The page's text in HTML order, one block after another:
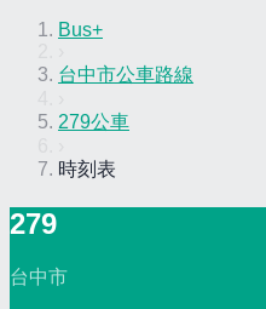
Bus+
台中市公車路線
279公車
時刻表
279
台中市